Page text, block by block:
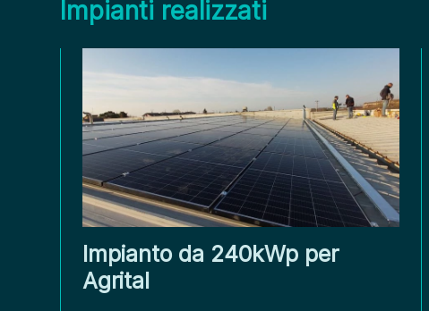
Impianti realizzati
Impianto da 240kWp per
Agrital